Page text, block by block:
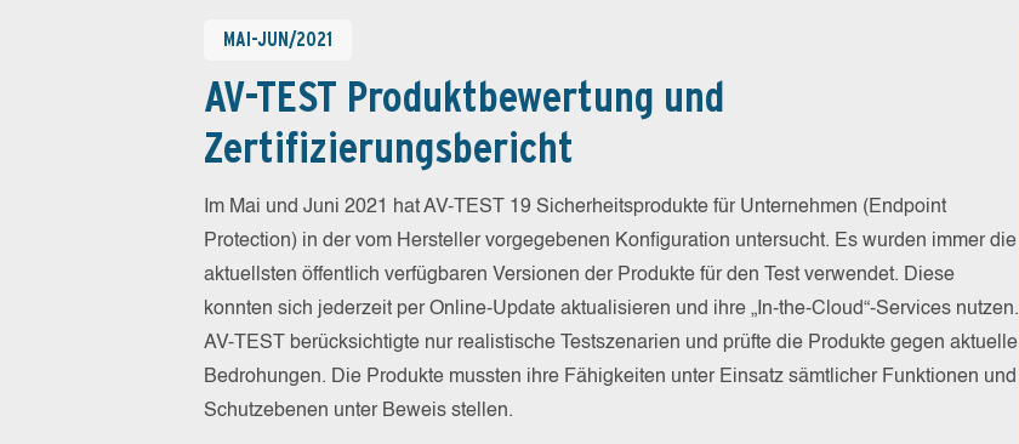
MAI-JUN/2021
AV-TEST Produktbewertung und
Zertifizierungsbericht
Im Mai und Juni 2021 hat AV-TEST 19 Sicherheitsprodukte für Unternehmen (Endpoint
Protection) in der vom Hersteller vorgegebenen Konfiguration untersucht. Es wurden immer die
aktuellsten öffentlich verfügbaren Versionen der Produkte für den Test verwendet. Diese
konnten sich jederzeit per Online-Update aktualisieren und ihre „In-the-Cloud“-Services nutzen.
AV-TEST berücksichtigte nur realistische Testszenarien und prüfte die Produkte gegen aktuelle
Bedrohungen. Die Produkte mussten ihre Fähigkeiten unter Einsatz sämtlicher Funktionen und
Schutzebenen unter Beweis stellen.